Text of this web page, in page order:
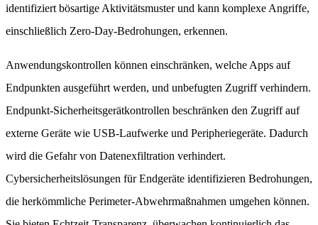
identifiziert bösartige Aktivitätsmuster und kann komplexe Angriffe,
einschließlich Zero-Day-Bedrohungen, erkennen.
Anwendungskontrollen können einschränken, welche Apps auf
Endpunkten ausgeführt werden, und unbefugten Zugriff verhindern.
Endpunkt-Sicherheitsgerätkontrollen beschränken den Zugriff auf
externe Geräte wie USB-Laufwerke und Peripheriegeräte. Dadurch
wird die Gefahr von Datenexfiltration verhindert.
Cybersicherheitslösungen für Endgeräte identifizieren Bedrohungen,
die herkömmliche Perimeter-Abwehrmaßnahmen umgehen können.